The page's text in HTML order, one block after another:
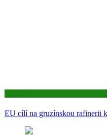
EU cílí na gruzínskou rafinerii